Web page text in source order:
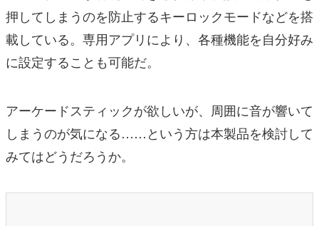
押してしまうのを防止するキーロックモードなどを搭
載している。専用アプリにより、各種機能を自分好み
に設定することも可能だ。
アーケードスティックが欲しいが、周囲に音が響いて
しまうのが気になる……という方は本製品を検討して
みてはどうだろうか。